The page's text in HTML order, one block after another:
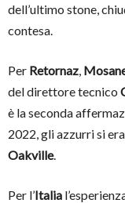
dell’ultimo stone,
contesa.
Per Retornaz,
del direttore tecnico
è la seconda
2022, gli azzurri si
Oakville.
Per l’Italia